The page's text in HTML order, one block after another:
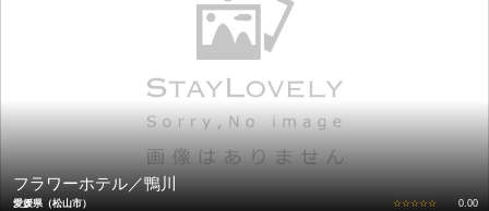
フラワーホテル／鴨川
愛媛県（松山市） ☆☆☆☆☆ 0.00